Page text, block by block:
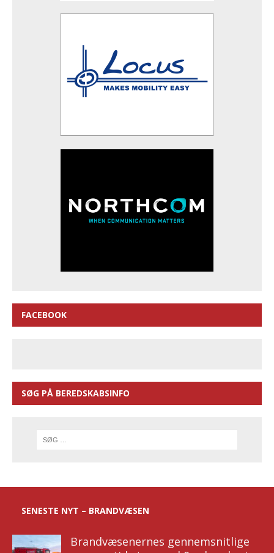
FACEBOOK
SØG PÅ BEREDSKABSINFO
SENESTE NYT – BRANDVÆSEN
Brandvæsenernes gennemsnitlige